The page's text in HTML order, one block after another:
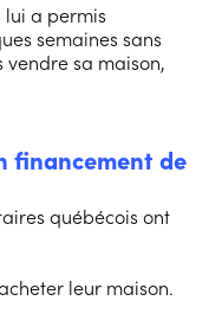
a permis
semaines sans
sa maison,
financement de
québécois ont
leur maison.